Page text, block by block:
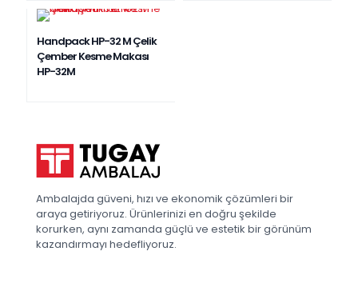
Handpack HP-32 M Çelik
Çember Kesme Makası
HP-32M
Ambalajda güveni, hızı ve ekonomik çözümleri bir
araya getiriyoruz. Ürünlerinizi en doğru şekilde
korurken, aynı zamanda güçlü ve estetik bir görünüm
kazandırmayı hedefliyoruz.